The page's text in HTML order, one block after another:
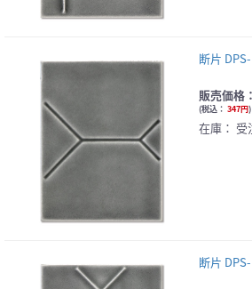
断片
販売価格：
(税込： 347円)
在庫： 受
断片